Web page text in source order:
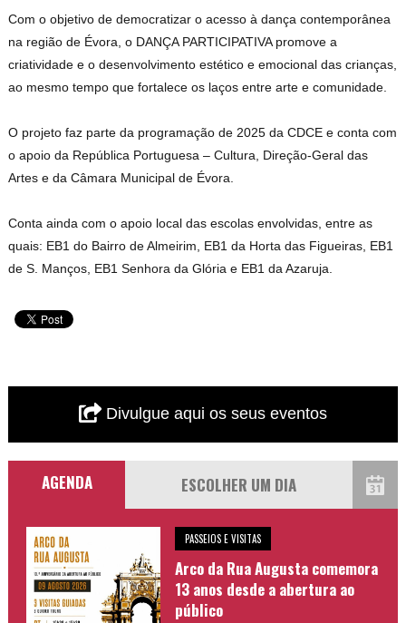
Com o objetivo de democratizar o acesso à dança contemporânea
na região de Évora, o DANÇA PARTICIPATIVA promove a
criatividade e o desenvolvimento estético e emocional das crianças,
ao mesmo tempo que fortalece os laços entre arte e comunidade.
O projeto faz parte da programação de 2025 da CDCE e conta com
o apoio da República Portuguesa – Cultura, Direção-Geral das
Artes e da Câmara Municipal de Évora.
Conta ainda com o apoio local das escolas envolvidas, entre as
quais: EB1 do Bairro de Almeirim, EB1 da Horta das Figueiras, EB1
de S. Manços, EB1 Senhora da Glória e EB1 da Azaruja.
Divulgue aqui os seus eventos
AGENDA
PASSEIOS E VISITAS
Arco da Rua Augusta comemora
13 anos desde a abertura ao
público